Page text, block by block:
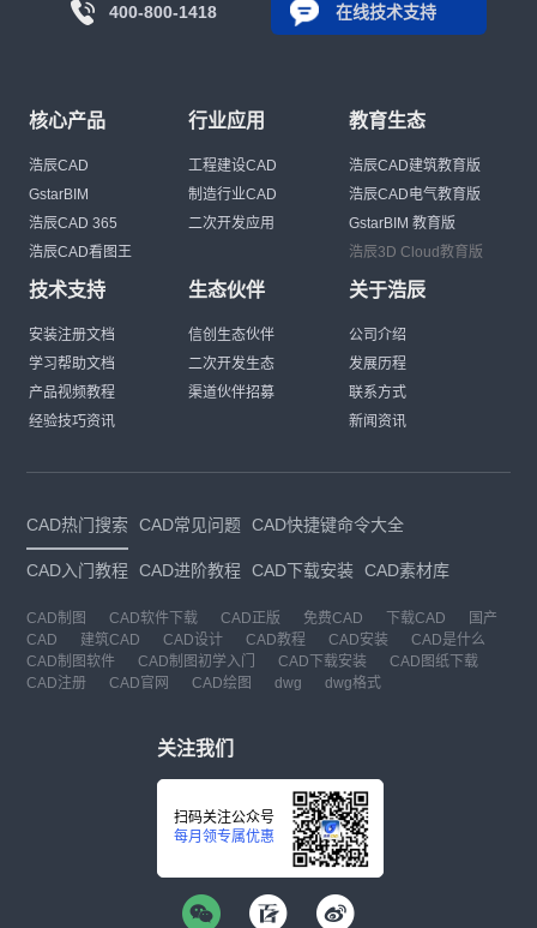
400-800-1418 在线技术支持
核心产品
浩辰CAD
GstarBIM
浩辰CAD 365
浩辰CAD看图王
行业应用
工程建设CAD
制造行业CAD
二次开发应用
教育生态
浩辰CAD建筑教育版
浩辰CAD电气教育版
GstarBIM 教育版
浩辰3D Cloud教育版
技术支持
安装注册文档
学习帮助文档
产品视频教程
经验技巧资讯
生态伙伴
信创生态伙伴
二次开发生态
渠道伙伴招募
关于浩辰
公司介绍
发展历程
联系方式
新闻资讯
CAD热门搜索 CAD常见问题 CAD快捷键命令大全
CAD入门教程 CAD进阶教程 CAD下载安装 CAD素材库
CAD制图 CAD软件下载 CAD正版 免费CAD 下载CAD
国产
CAD
建筑CAD CAD设计 CAD教程 CAD安装
CAD是什么
CAD制图软件
CAD制图初学入门 CAD下载安装
CAD图纸下载
CAD注册
CAD官网 CAD绘图 dwg dwg格式
关注我们
扫码关注公众号
每月领专属优惠